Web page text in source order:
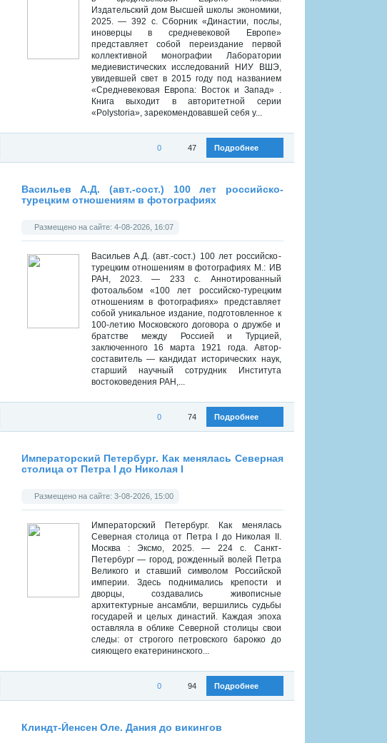
Издательский дом Высшей школы экономики,
2025. — 392 с. Сборник «Династии, послы,
иноверцы в средневековой Европе»
представляет собой переиздание первой
коллективной монографии Лаборатории
медиевистических исследований НИУ ВШЭ,
увидевшей свет в 2015 году под названием
«Средневековая Европа: Восток и Запад» .
Книга выходит в авторитетной серии
«Polystoria», зарекомендовавшей себя у...
Подробнее
47
0
Васильев А.Д. (авт.-сост.) 100 лет российско-
турецким отношениям в фотографиях
Размещено на сайте: 4-08-2026, 16:07
Васильев А.Д. (авт.-сост.) 100 лет российско-
турецким отношениям в фотографиях М.: ИВ
РАН, 2023. — 233 с. Аннотированный
фотоальбом «100 лет российско-турецким
отношениям в фотографиях» представляет
собой уникальное издание, подготовленное к
100-летию Московского договора о дружбе и
братстве между Россией и Турцией,
заключенного 16 марта 1921 года. Автор-
составитель — кандидат исторических наук,
старший научный сотрудник Института
востоковедения РАН,...
Подробнее
74
0
Императорский Петербург. Как менялась Северная
столица от Петра I до Николая I
Размещено на сайте: 3-08-2026, 15:00
Императорский Петербург. Как менялась
Северная столица от Петра I до Николая II.
Москва : Эксмо, 2025. — 224 с. Санкт-
Петербург — город, рожденный волей Петра
Великого и ставший символом Российской
империи. Здесь поднимались крепости и
дворцы, создавались живописные
архитектурные ансамбли, вершились судьбы
государей и целых династий. Каждая эпоха
оставляла в облике Северной столицы свои
следы: от строгого петровского барокко до
сияющего екатерининского...
Подробнее
94
0
Клиндт-Йенсен Оле. Дания до викингов